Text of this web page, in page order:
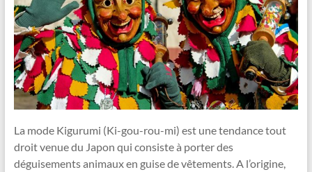
La mode Kigurumi (Ki-gou-rou-mi) est une tendance tout
droit venue du Japon qui consiste à porter des
déguisements animaux en guise de vêtements. A l’origine,